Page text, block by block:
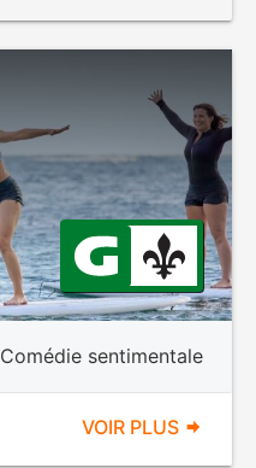
Comédie sentimentale
VOIR PLUS